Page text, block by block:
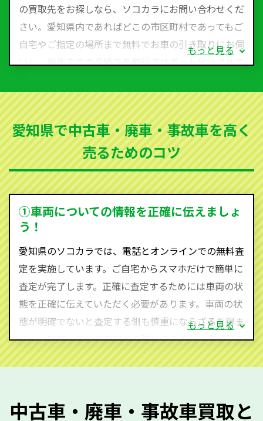
の買取先をお探しなら、ソコカラにお問い合わせくだ
さい。愛知県内であればどこの市区町村であってもご
自宅やご指定の場所まで無料でお車の引き取りにお伺
いし、廃車までの手続きを無料でサポート代行させて
など動かない車、水害車、不動車、乗らなくなってし
まった車、車検が切れて動かすことができない車でも
買取可能です。
ソコカラは世界１１０か国に独自の販売ネットワーク
を持ち、国内に自社物流網、自社ヤードをもっている
ため、中間マージンがかかりません。だから高価買取
を実現し、お客様に利益を還元することができるので
す。
590-870）までお問い合わせ下さい。
査定・ご相談・見積もりはすべて無料で行います。安
心してお問い合わせください。
もっと見る
愛知県で中古車・廃車・事故車を高く
売るためのコツ
①車両についての情報を正確に伝えましょ
う！
愛知県のソコカラでは、電話とオンラインでの無料査
定を実施しています。ご自宅からスマホだけで簡単に
査定が完了します。正確に査定するためには車両の状
態を正確に伝えていただく必要があります。車両の状
態が明確でないと査定する側も慎重にならざるを得ま
せん。廃車・事故車査定する際はできるだけ車検証を
ご準備ください。車検証があることで車両状態や年式
質問させていただく内容は以下の通りとなります。
もっと見る
中古車・廃車・事故車買取と